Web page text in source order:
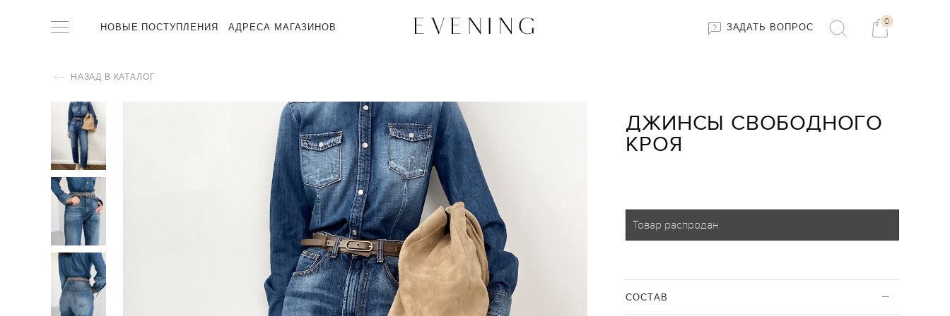
НОВЫЕ ПОСТУПЛЕНИЯ АДРЕСА МАГАЗИНОВ ЗАДАТЬ ВОПРОС
0
НАЗАД В КАТАЛОГ
ДЖИНСЫ СВОБОДНОГО
КРОЯ
Товар распродан
CОСТАВ